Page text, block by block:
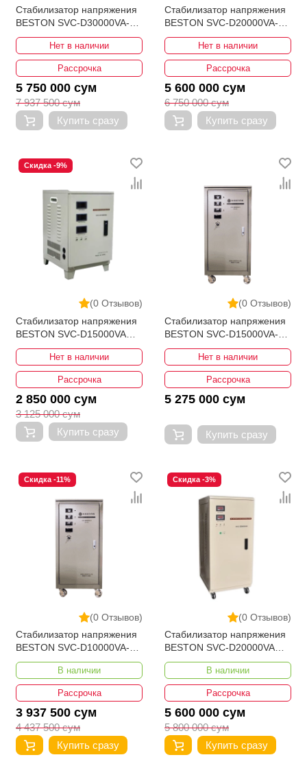
Стабилизатор напряжения
BESTON SVC-D30000VA-3
280-430V
Нет в наличии
Рассрочка
5 750 000 сум
7 937 500 сум
Купить сразу
Стабилизатор напряжения
BESTON SVC-D20000VA-3
280-430V
Нет в наличии
Рассрочка
5 600 000 сум
6 750 000 сум
Купить сразу
(0 Отзывов)
Скидка -9%
Стабилизатор напряжения
BESTON SVC-D15000VA
110-250V Вертикал Bypass
Нет в наличии
Рассрочка
2 850 000 сум
3 125 000 сум
Купить сразу
(0 Отзывов)
Стабилизатор напряжения
BESTON SVC-D15000VA-3
280-430V
Нет в наличии
Рассрочка
5 275 000 сум
Купить сразу
(0 Отзывов)
Скидка -11%
Стабилизатор напряжения
BESTON SVC-D10000VA-3
280-430V
В наличии
Рассрочка
3 937 500 сум
4 437 500 сум
Купить сразу
(0 Отзывов)
Скидка -3%
Стабилизатор напряжения
BESTON SVC-D20000VA
110-250V Bypass
В наличии
Рассрочка
5 600 000 сум
5 800 000 сум
Купить сразу